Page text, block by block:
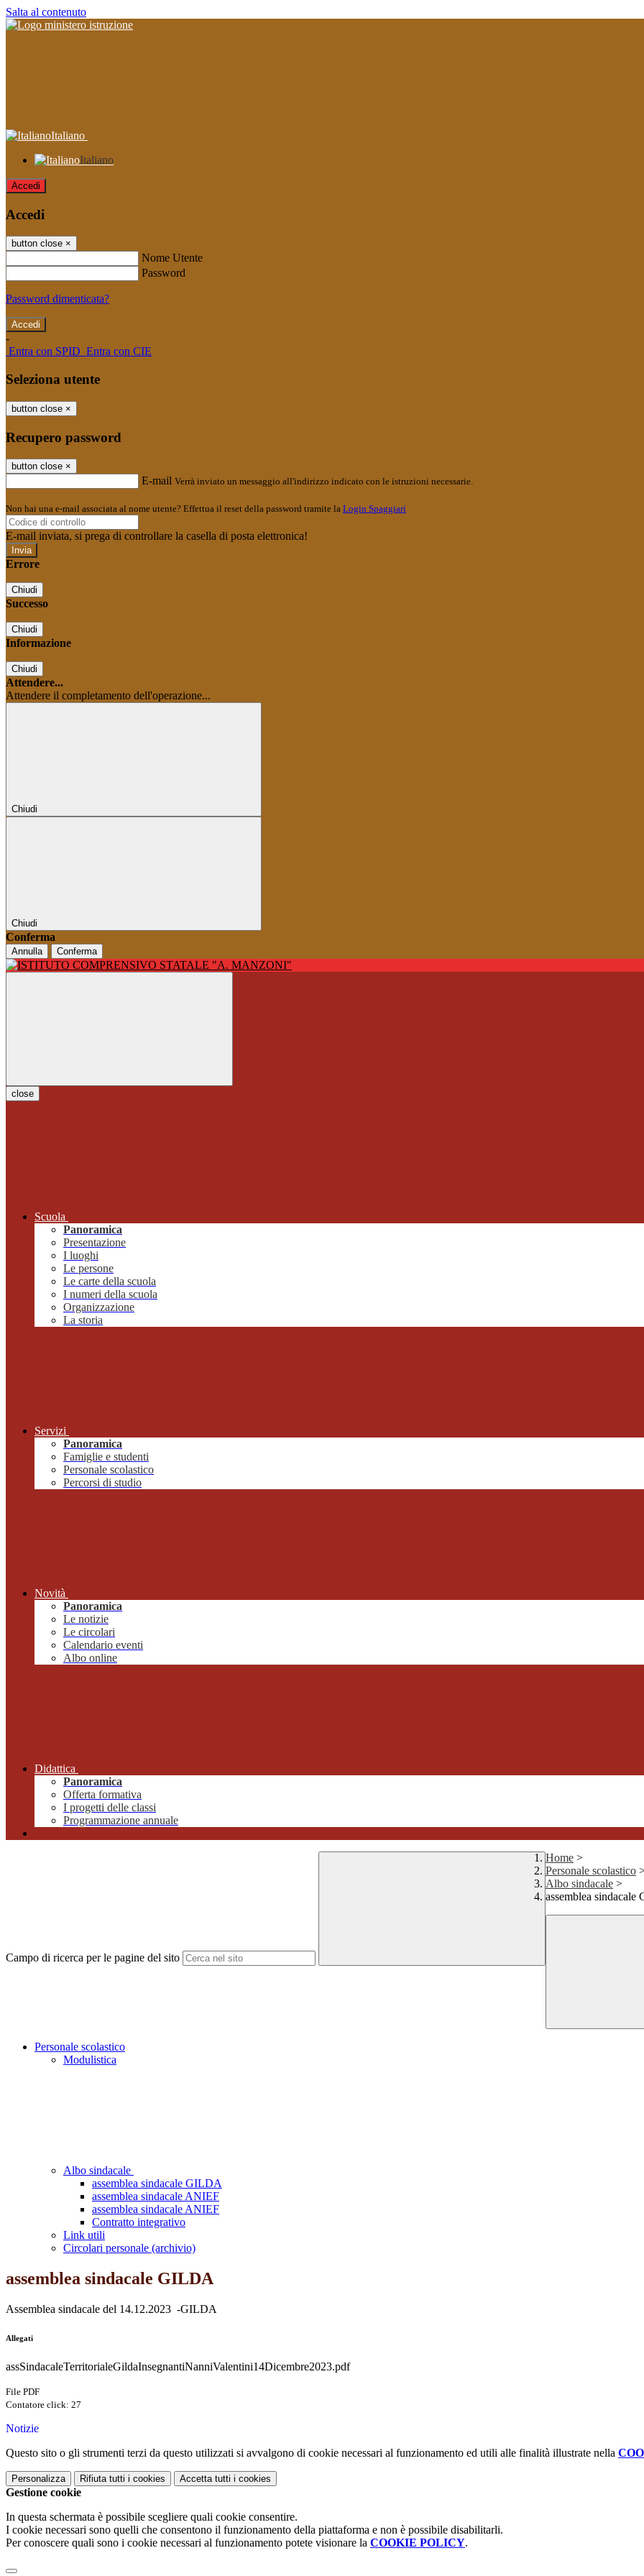
Salta al contenuto
Italiano
Italiano
Accedi
Accedi
button close ×
Nome Utente
Password
Password dimenticata?
-
Entra con SPID Entra con CIE
Seleziona utente
button close ×
Recupero password
button close ×
E-mail Verrà inviato un messaggio all'indirizzo indicato con le istruzioni necessarie.
Non hai una e-mail associata al nome utente? Effettua il reset della password tramite la Login Spaggiari
E-mail inviata, si prega di controllare la casella di posta elettronica!
Errore
Chiudi
Successo
Chiudi
Informazione
Chiudi
Attendere...
Attendere il completamento dell'operazione...
Chiudi
Chiudi
Conferma
Annulla Conferma
close
Scuola
Panoramica
Presentazione
I luoghi
Le persone
Le carte della scuola
I numeri della scuola
Organizzazione
La storia
Servizi
Panoramica
Famiglie e studenti
Personale scolastico
Percorsi di studio
Novità
Panoramica
Le notizie
Le circolari
Calendario eventi
Albo online
Didattica
Panoramica
Offerta formativa
I progetti delle classi
Programmazione annuale
Campo di ricerca per le pagine del sito
Home >
Personale scolastico
Albo sindacale >
assemblea sindacale
Personale scolastico
Modulistica
Albo sindacale
assemblea sindacale GILDA
assemblea sindacale ANIEF
assemblea sindacale ANIEF
Contratto integrativo
Link utili
Circolari personale (archivio)
assemblea sindacale GILDA
Assemblea sindacale del 14.12.2023 -GILDA
Allegati
assSindacaleTerritorialeGildaInsegnantiNanniValentini14Dicembre2023.pdf
File PDF
Contatore click: 27
Notizie
Questo sito o gli strumenti terzi da questo utilizzati si avvalgono di cookie necessari al funzionamento ed utili alle finalità illustrate nella
Personalizza Rifiuta tutti i cookies Accetta tutti i cookies
Gestione cookie
In questa schermata è possibile scegliere quali cookie consentire.
I cookie necessari sono quelli che consentono il funzionamento della piattaforma e non è possibile disabilitarli.
Per conoscere quali sono i cookie necessari al funzionamento potete visionare la COOKIE POLICY.